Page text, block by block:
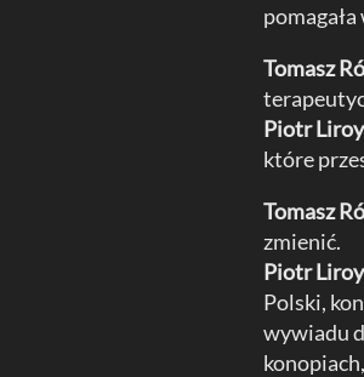
Tomasz
Piotr
które
Tomasz
zmienić.
Piotr
Polski,
wywiadu